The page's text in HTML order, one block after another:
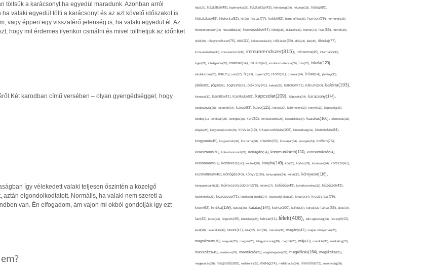
töltsük a karácsonyt ha egyedül maradunk. Azonban arról
valaki egyedül tölti a karácsonyt és az azt követő időszakot is.
vagy éppen egy visszatérő jelenség is, ha valaki egyedül él. Az
hogy mit érdemes ilyenkor csinálni és mivel tölthetjük az időnket
Két karodban című versében – olyan gyengédséggel, hogy
így vélekedett valaki teljesen őszintén a közelgő
elgondolkodtatott. Normális, ha valaki nem szereti a
van. Én elfogadom, ám vajon mi okból gondolják így ezt
házi(27), háziállat(48), házimunka(28), háztartás(43), hétköznap(24), hétvége(25), hideg(80),
hidratálás(69), higiénia(52), hit(26), hízás(77), hobbi(62), home office(26), hormon(79), hormonok(25),
hormonrendszer(24), hozzáállás(31), hőmérséklet(44), hőség(36), hulladék(33), humor(24), hús(86), húsvét(36),
hűtő(30), idegrendszer(75), idő(111), időbeosztás(32), időjárás(69), idős(24), illat(30), illóolaj(77),
immunerősítés(30), immunerősítő(36), immunrendszer(315), influenza(45), információ(33),
inger(29), intelligencia(28), internet(64), inzulin(42), inzulinrezisztencia(35), írás(27), iskola(123),
iskolakezdés(25), ital(75), ivás(27), íz(39), izgalom(27), izom(91), izomzat(24), ízület(54), járvány(35),
játék(89), jóga(56), Joghurt(67), jótékony(41), kaland(28), kalcium(71), kálium(50), kalória(193),
kamasz(30), kamilla(41), Kánikula(59), kapcsolat(209), káposzta(24), karácsony(174),
karácsonyfa(25), karantén(34), káros(53), kávé(125), keksz(29), kellemetlen(29), kenyér(32), képesség(28),
kérdés(31), kerékpár(25), keringés(26), kert(52), kertészkedés(26), készülődés(24), kezelés(166), kézmosás(28),
kiégés(25), kiegyensúlyozott(26), kihívás(43), kikapcsolódás(106), kimerültség(31), kirándulás(84),
kisgyerek(45), kisgyermek(34), kismama(38), kitartás(50), kockázat(34), kocogás(24), koffein(76),
koleszterin(76), koleszterinszint(24), kollagén(54), kommunikáció(124), koncentráció(94),
konditerem(51), konfliktus(52), kontroll(28), konyha(149), kór(25), kórház(29), kórokozó(24), kortizol(41),
kozmetikum(40), köhögés(40), könyv(106), könyvajánló(24), köret(30), környezet(116),
környezetbarát(31), környezetvédelem(78), köröm(27), kötődés(49), következmény(33), közérzet(43),
közlekedés(26), közösség(71), közösségi média(27), közösségi oldal(38), kreatív(34), kreativitás(79),
krém(62), kritika(139), kultúra(36), kutatás(144), kutya(100), külföld(27), kütyü(33), lakás(65), látás(34),
láz(42), lazac(24), légzés(49), lehetőség(25), lekvár(41), lélek(408), lelki egészség(33), levegő(42),
levél(28), Levendula(32), leves(47), lista(32), liszt(36), macska(33), magány(42), magas vérnyomás(28),
magnézium(70), magvak(25), magyar(25), Magyarország(28), magzat(25), máj(60), mandula(33), marketing(31),
masszázs(45), medence(24), meditáció(89), megbetegedés(24), megelőzés(164), megfázás(89),
meglepetés(28), megoldás(89), melatonin(29), meleg(74), mellékhatás(24), memória(72), mennyiség(26),